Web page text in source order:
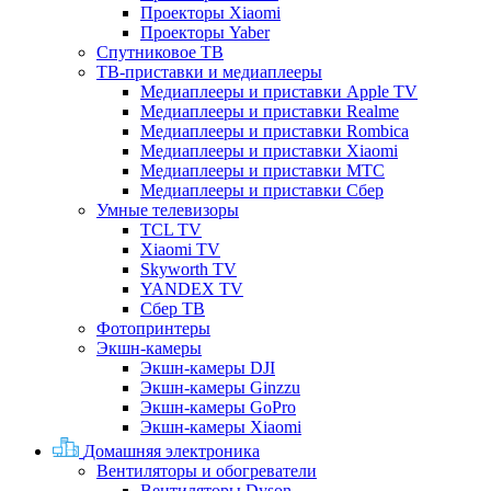
Проекторы Xiaomi
Проекторы Yaber
Спутниковое ТВ
ТВ-приставки и медиаплееры
Медиаплееры и приставки Apple TV
Медиаплееры и приставки Realme
Медиаплееры и приставки Rombica
Медиаплееры и приставки Xiaomi
Медиаплееры и приставки МТС
Медиаплееры и приставки Сбер
Умные телевизоры
TCL TV
Xiaomi TV
Skyworth TV
YANDEX TV
Сбер ТВ
Фотопринтеры
Экшн-камеры
Экшн-камеры DJI
Экшн-камеры Ginzzu
Экшн-камеры GoPro
Экшн-камеры Xiaomi
Домашняя электроника
Вентиляторы и обогреватели